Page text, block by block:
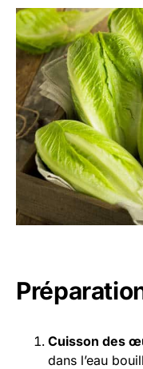
Cuisson des
dans l’eau